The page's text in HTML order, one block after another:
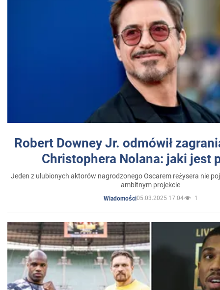
Robert Downey Jr. odmówił
Christophera Nolana: jaki jest
Jeden z ulubionych aktorów nagrodzonego Oscarem reżysera nie
ambitnym projekcie
Wiadomości05.03.2025 17:04 1